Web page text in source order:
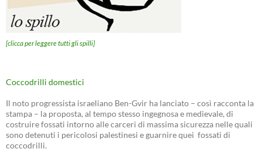
[clicca per leggere tutti gli spilli]
Coccodrilli domestici
Il noto progressista israeliano Ben-Gvir ha lanciato – così racconta la
stampa – la proposta, al tempo stesso ingegnosa e medievale, di
costruire fossati intorno alle carceri di massima sicurezza nelle quali
sono detenuti i pericolosi palestinesi e guarnire quei fossati di
coccodrilli.